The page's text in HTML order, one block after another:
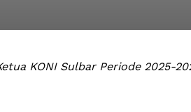
KONI Sulbar Periode 2025-